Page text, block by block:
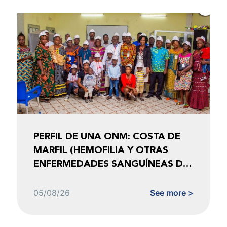
PERFIL DE UNA ONM: COSTA DE
MARFIL (HEMOFILIA Y OTRAS
ENFERMEDADES SANGUÍNEAS DE
05/08/26 See more >